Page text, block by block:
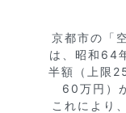
京都市の「
は、昭和64
半額（上限
60万円）
これにより